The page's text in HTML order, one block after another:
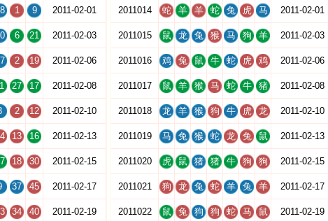
1 9 2011-02-01
6 21 2011-02-03
2 19 2011-02-06
27 17 2011-02-08
2 12 2011-02-10
13 16 2011-02-13
18 30 2011-02-15
37 45 2011-02-17
34 40 2011-02-19
2011014 蛇 羊 羊 蛇 兔 虎 马 2011-02-01
2011015 鼠 龙 兔 猴 马 狗 羊 2011-02-03
2011016 鸡 兔 鼠 牛 蛇 虎 鸡 2011-02-06
2011017 鼠 羊 猴 马 蛇 牛 猪 2011-02-08
2011018 龙 羊 猴 狗 牛 虎 龙 2011-02-10
2011019 马 兔 猴 蛇 龙 兔 鼠 2011-02-13
2011020 虎 鼠 猪 猪 牛 狗 狗 2011-02-15
2011021 狗 龙 兔 蛇 羊 兔 羊 2011-02-17
2011022 鼠 兔 狗 狗 蛇 马 鼠 2011-02-19